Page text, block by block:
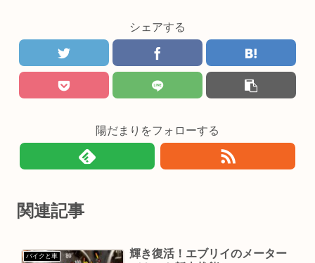
シェアする
陽だまりをフォローする
関連記事
バイクと車
輝き復活！エブリイのメーター